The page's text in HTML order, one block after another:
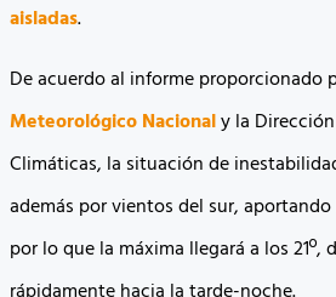
aisladas.
De acuerdo al informe proporcionado
Meteorológico Nacionaly la
Climáticas, la situación de
además por vientos del sur,
por lo que la máxima llegará a los 21º,